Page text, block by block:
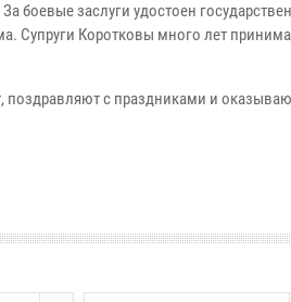
боевые заслуги удостоен
Супруги Коротковы много лет
с праздниками и